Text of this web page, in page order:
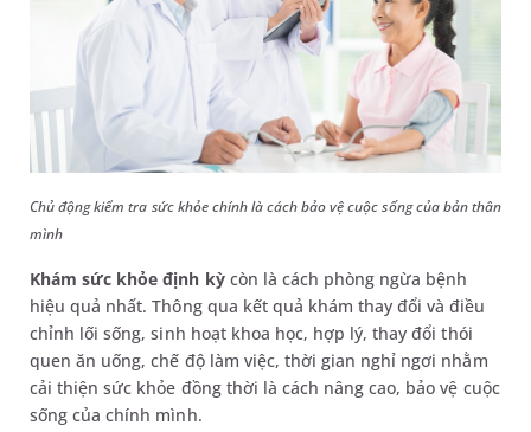
Chủ động kiểm tra sức khỏe chính là cách bảo vệ cuộc sống của bản thân
mình
Khám sức khỏe định kỳcòn là cách phòng ngừa bệnh
hiệu quả nhất. Thông qua kết quả khám thay đổi và điều
chỉnh lối sống, sinh hoạt khoa học, hợp lý, thay đổi thói
quen ăn uống, chế độ làm việc, thời gian nghỉ ngơi nhằm
cải thiện sức khỏe đồng thời là cách nâng cao, bảo vệ cuộc
sống của chính mình.